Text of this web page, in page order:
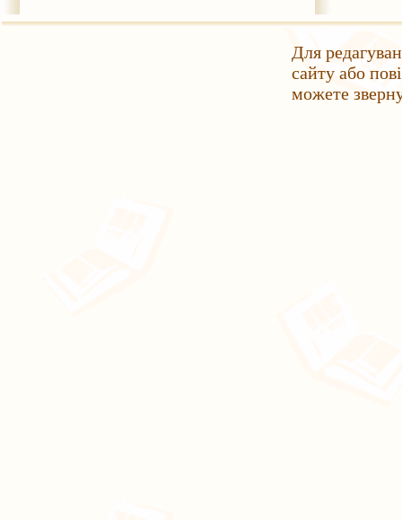
Для
сайту або
можете